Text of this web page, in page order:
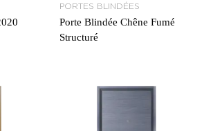
PORTES BLINDÉES
Porte Blindée Chêne Fumé
Structuré